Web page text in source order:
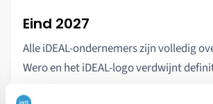
Eind 2027
Alle iDEAL-ondernemers zijn volledig
Wero en het iDEAL-logo verdwijnt